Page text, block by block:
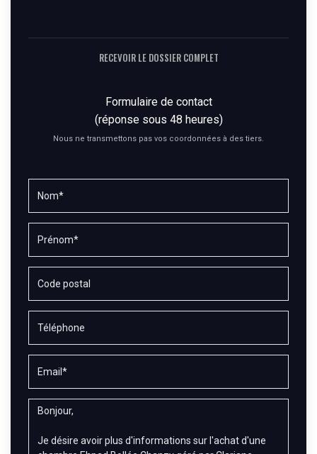
RECEVOIR LE DOSSIER COMPLET
Formulaire de contact
(réponse sous 48 heures)
Nous ne transmettons pas vos coordonnées à des tiers.